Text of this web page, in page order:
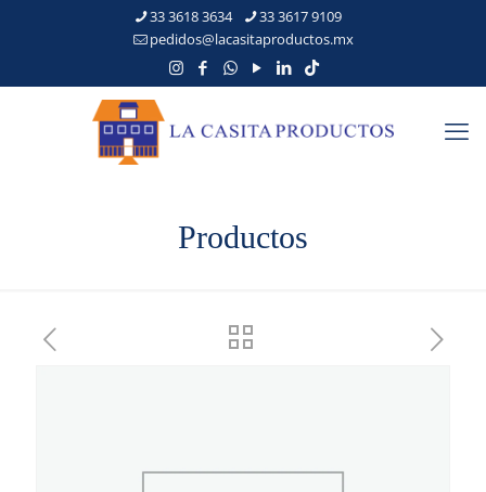
33 3618 3634
33 3617 9109
pedidos@lacasitaproductos.mx
Productos